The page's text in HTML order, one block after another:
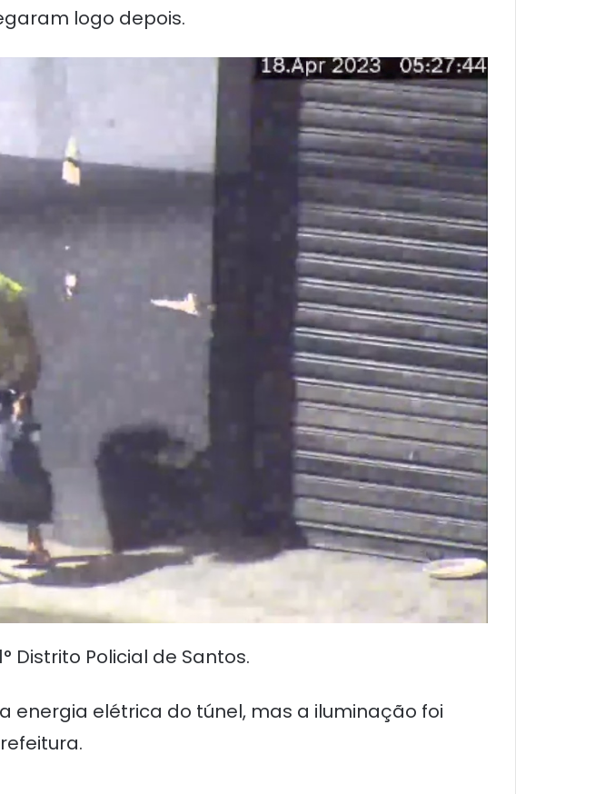
logo depois.
Distrito Policial de Santos.
energia elétrica do túnel, mas a iluminação foi